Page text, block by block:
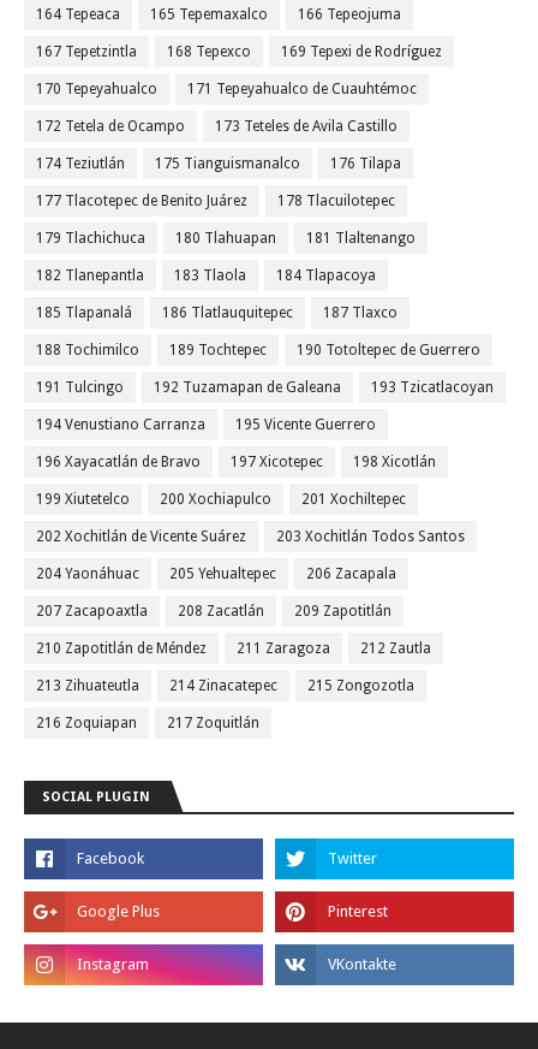
164 Tepeaca 165 Tepemaxalco 166 Tepeojuma
167 Tepetzintla 168 Tepexco 169 Tepexi de Rodríguez
170 Tepeyahualco 171 Tepeyahualco de Cuauhtémoc
172 Tetela de Ocampo 173 Teteles de Avila Castillo
174 Teziutlán 175 Tianguismanalco 176 Tilapa
177 Tlacotepec de Benito Juárez 178 Tlacuilotepec
179 Tlachichuca 180 Tlahuapan 181 Tlaltenango
182 Tlanepantla 183 Tlaola 184 Tlapacoya
185 Tlapanalá 186 Tlatlauquitepec 187 Tlaxco
188 Tochimilco 189 Tochtepec 190 Totoltepec de Guerrero
191 Tulcingo 192 Tuzamapan de Galeana 193 Tzicatlacoyan
194 Venustiano Carranza 195 Vicente Guerrero
196 Xayacatlán de Bravo 197 Xicotepec 198 Xicotlán
199 Xiutetelco 200 Xochiapulco 201 Xochiltepec
202 Xochitlán de Vicente Suárez 203 Xochitlán Todos Santos
204 Yaonáhuac 205 Yehualtepec 206 Zacapala
207 Zacapoaxtla 208 Zacatlán 209 Zapotitlán
210 Zapotitlán de Méndez 211 Zaragoza 212 Zautla
213 Zihuateutla 214 Zinacatepec 215 Zongozotla
216 Zoquiapan 217 Zoquitlán
SOCIAL PLUGIN